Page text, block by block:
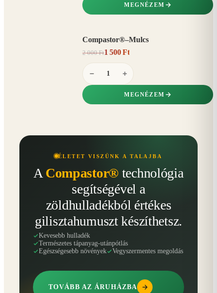
MEGNÉZEM
Compastor®–Mulcs
2 000 Ft1 500 Ft
− +
MEGNÉZEM
ÉLETET VISZÜNK A TALAJBA
A Compastor® technológia
segítségével a
zöldhulladékból értékes
gilisztahumuszt készíthetsz.
Kevesebb hulladék
Természetes tápanyag-utánpótlás
Egészségesebb növények
Vegyszermentes megoldás
TOVÁBB AZ ÁRUHÁZBA